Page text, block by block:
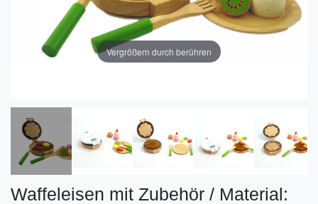
Vergrößern durch berühren
Waffeleisen mit Zubehör / Material: